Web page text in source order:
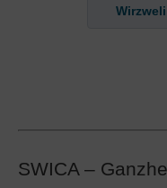
Wirzweli
SWICA –